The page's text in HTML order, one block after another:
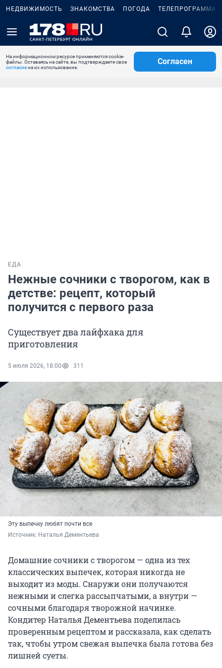
НЕДВИЖИМОСТЬ ЗНАКОМСТВА ПОГОДА ТЕЛЕПРОГРАММА
На информационном ресурсе применяются cookie-
файлы. Оставаясь на сайте, вы подтверждаете свое
согласиена их использование.
Согласен
ЕДА
Нежные сочники с творогом, как в
детстве: рецепт, который
получится с первого раза
Существует два лайфхака для
приготовления
5 июля 2026, 18:00 311
Эту выпечку любят почти все
Источник: Наталья Дементьева
Домашние сочники с творогом — одна из тех
классических выпечек, которая никогда не
выходит из моды. Снаружи они получаются
нежными и слегка рассыпчатыми, а внутри —
сочными благодаря творожной начинке.
Кондитер Наталья Дементьева поделилась
проверенным рецептом и рассказала, как сделать
так, чтобы утром свежая выпечка была готова без
лишней суеты.